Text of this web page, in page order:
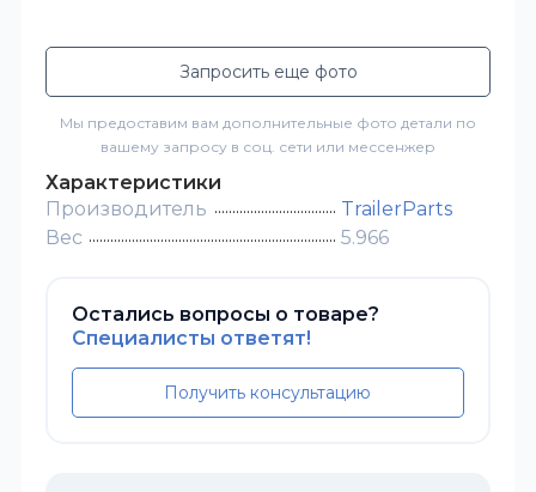
Запросить еще фото
Мы предоставим вам дополнительные фото детали по
вашему запросу в соц. сети или мессенжер
Характеристики
Производитель
TrailerParts
Вес
5.966
Остались вопросы о товаре?
Специалисты ответят!
Получить консультацию